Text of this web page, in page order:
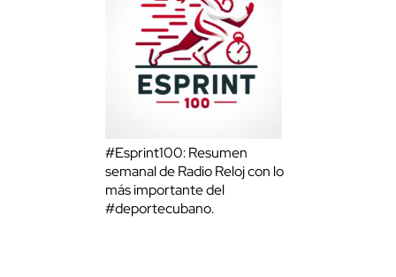
#Esprint100: Resumen
semanal de Radio Reloj con lo
más importante del
#deportecubano.